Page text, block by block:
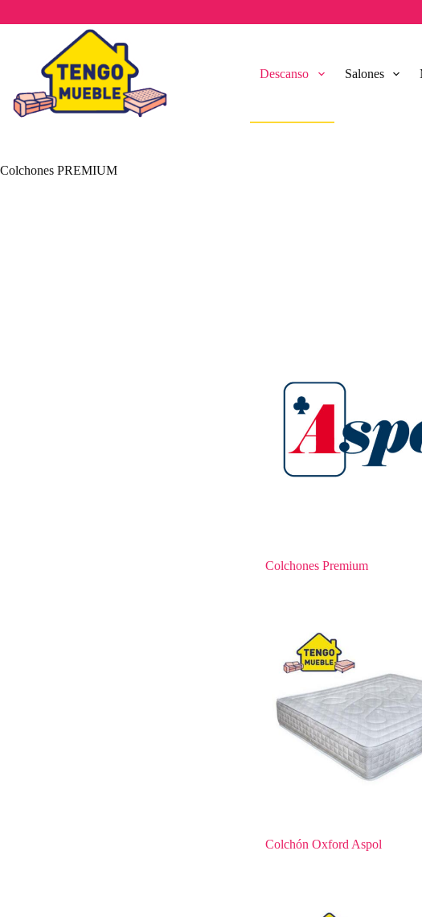
Descanso Salones
Colchones PREMIUM
Colchones Premium
Colchón Oxford Aspol